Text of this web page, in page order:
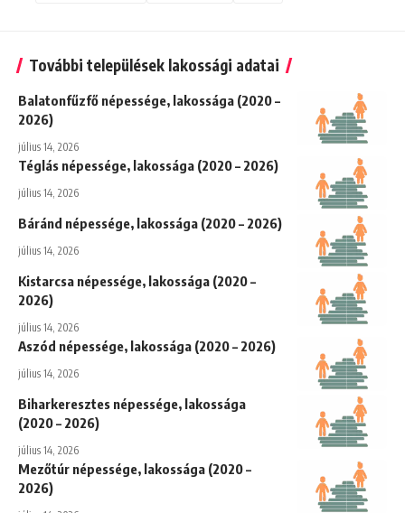
További települések lakossági adatai
Balatonfűzfő népessége, lakossága (2020 –
2026)
július 14, 2026
Téglás népessége, lakossága (2020 – 2026)
július 14, 2026
Báránd népessége, lakossága (2020 – 2026)
július 14, 2026
Kistarcsa népessége, lakossága (2020 –
2026)
július 14, 2026
Aszód népessége, lakossága (2020 – 2026)
július 14, 2026
Biharkeresztes népessége, lakossága
(2020 – 2026)
július 14, 2026
Mezőtúr népessége, lakossága (2020 –
2026)